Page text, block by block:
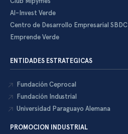
Al-Invest Verde
Centro de Desarrollo Empresarial SBDC
Emprende Verde
ENTIDADES ESTRATEGICAS
Fundación Ceprocal
Fundación Industrial
Universidad Paraguayo Alemana
PROMOCION INDUSTRIAL